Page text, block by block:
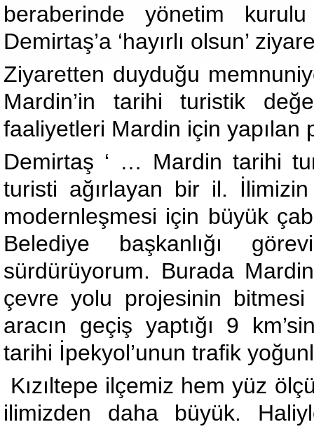
beraberinde yönetim
Demirtaş’a ‘hayırlı olsun’
Ziyaretten duyduğu
Mardin’in tarihi turistik
faaliyetleri Mardin için
Demirtaş ‘ … Mardin tarihi
turisti ağırlayan bir il.
modernleşmesi için büyük
Belediye başkanlığı
sürdürüyorum. Burada
çevre yolu projesinin
aracın geçiş yaptığı 9
tarihi İpekyol’unun trafik
Kızıltepe ilçemiz hem yüz
ilimizden daha büyük.